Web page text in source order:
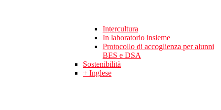
Intercultura
In laboratorio insieme
Protocollo di accoglienza per alunni
BES e DSA
Sostenibilità
+ Inglese